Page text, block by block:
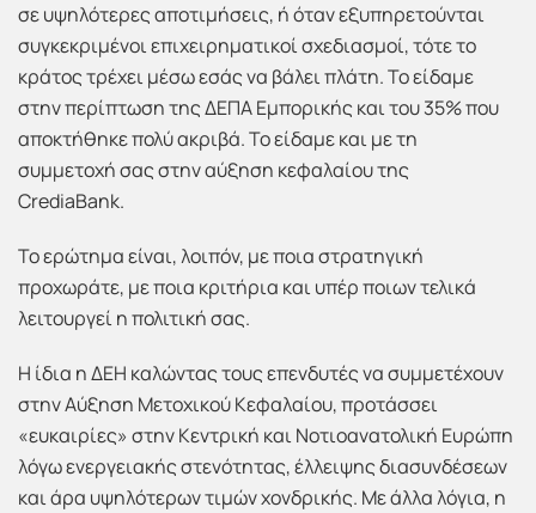
σε υψηλότερες αποτιμήσεις, ή όταν εξυπηρετούνται
συγκεκριμένοι επιχειρηματικοί σχεδιασμοί, τότε το
κράτος τρέχει μέσω εσάς να βάλει πλάτη. Το είδαμε
στην περίπτωση της ΔΕΠΑ Εμπορικής και του 35% που
αποκτήθηκε πολύ ακριβά. Το είδαμε και με τη
συμμετοχή σας στην αύξηση κεφαλαίου της
CrediaBank.
Το ερώτημα είναι, λοιπόν, με ποια στρατηγική
προχωράτε, με ποια κριτήρια και υπέρ ποιων τελικά
λειτουργεί η πολιτική σας.
Η ίδια η ΔΕΗ καλώντας τους επενδυτές να συμμετέχουν
στην Αύξηση Μετοχικού Κεφαλαίου, προτάσσει
«ευκαιρίες» στην Κεντρική και Νοτιοανατολική Ευρώπη
λόγω ενεργειακής στενότητας, έλλειψης διασυνδέσεων
και άρα υψηλότερων τιμών χονδρικής. Με άλλα λόγια, η